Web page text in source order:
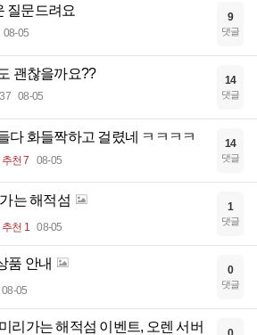
질문드려요
08-05
9
댓글
괜찮을까요??
08-05
14
댓글
다 화들짝하고 걸렸네 ㅋㅋㅋㅋ
추천 7 08-05
14
댓글
는 해적섬
추천 1 08-05
1
댓글
품 안내
08-05
0
댓글
리가는 해적섬 이벤트, 오렌 서버